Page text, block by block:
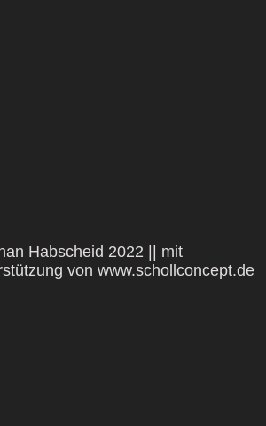
Habscheid 2022 || mit
von www.schollconcept.de